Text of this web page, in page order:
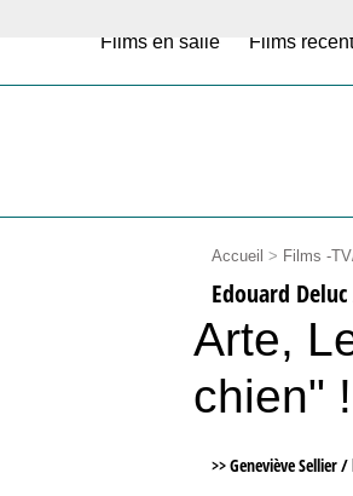
Films en salle Films
Accueil > Films -
Edouard
Arte,
chien" !
>> Geneviève Sellier /